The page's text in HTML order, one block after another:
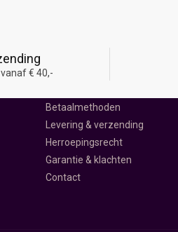
€ 40,-Ontdek Snoepwinkel
Betaalmethoden
Levering & verzending
Herroepingsrecht
Garantie & klachten
Contact